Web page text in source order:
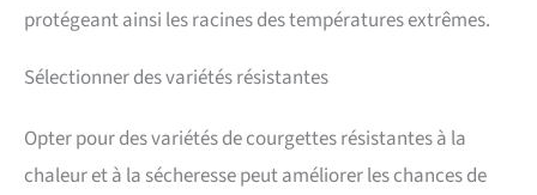
protégeant ainsi les racines des températures extrêmes.
Sélectionner des variétés résistantes
Opter pour des variétés de courgettes résistantes à la
chaleur et à la sécheresse peut améliorer les chances de